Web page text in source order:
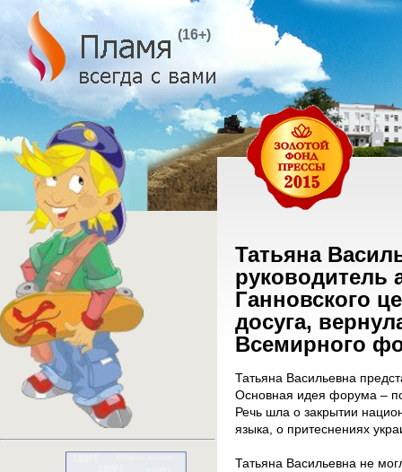
(16+)
Татьяна
руководитель
Ганновского
досуга,
Всемирного
Татьяна Васильевна
Основная идея форума –
Речь шла о закрытии
языка, о притеснениях
Татьяна Васильевна не